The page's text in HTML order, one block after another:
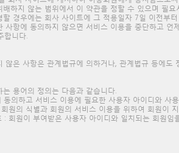
배하지 않는 범위에서 이 약관을 정할 수 있으며 필
할 경우에는 회사 사이트에 그 적용일자 7일 이전부
사항에 동의하지 않으면 서비스 이용을 중단하고
합니다.
않은 사항은 관계법규에 의하거나, 관계법규 등에도
용어의 정의는 다음과 같습니다.
의하고 서비스 이용에 필요한 사용자 아이디와 사
원의 식별과 회원의 서비스 이용을 위하여 회원이
회원이 부여받은 사용자 아이디와 일치되는 회원임